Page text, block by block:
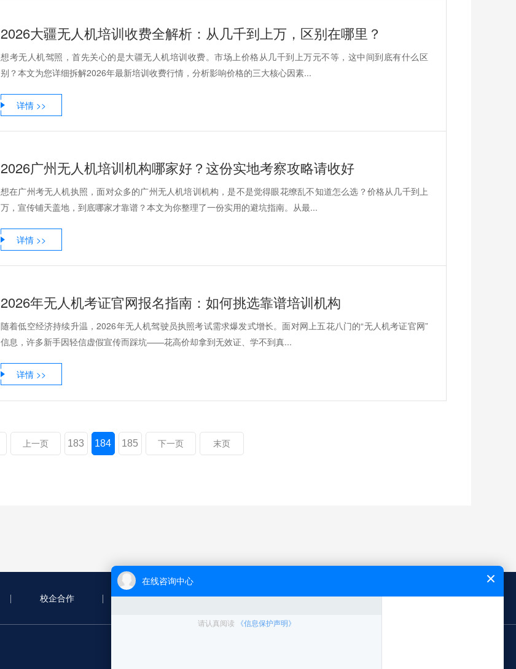
2026大疆无人机培训收费全解析：从几千到上万，区别在哪里？
想考无人机驾照，首先关心的是大疆无人机培训收费。市场上价格从几千到上万元不等，这中间到底有什么区
别？本文为您详细拆解2026年最新培训收费行情，分析影响价格的三大核心因素...
详情 >>
2026广州无人机培训机构哪家好？这份实地考察攻略请收好
想在广州考无人机执照，面对众多的广州无人机培训机构，是不是觉得眼花缭乱不知道怎么选？价格从几千到上
万，宣传铺天盖地，到底哪家才靠谱？本文为你整理了一份实用的避坑指南。从最...
详情 >>
2026年无人机考证官网报名指南：如何挑选靠谱培训机构
随着低空经济持续升温，2026年无人机驾驶员执照考试需求爆发式增长。面对网上五花八门的“无人机考证官网”
信息，许多新手因轻信虚假宣传而踩坑——花高价却拿到无效证、学不到真...
详情 >>
上一页 183 184 185 下一页 末页
校企合作 合作案例 新闻中心 能飞简介 网站地图